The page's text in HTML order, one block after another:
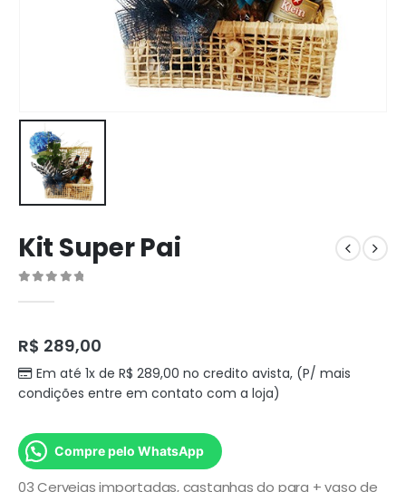
Kit Super Pai
R$ 289,00
Em até 1x de R$ 289,00 no credito avista, (P/ mais
condições entre em contato com a loja)
Compre pelo WhatsApp
03 Cervejas importadas, castanhas do para + vaso de